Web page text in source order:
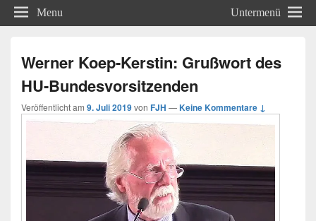
Menu Untermenü
Werner Koep-Kerstin: Grußwort des
HU-Bundesvorsitzenden
Veröffentlicht am 9. Juli 2019von FJH —Keine Kommentare ↓